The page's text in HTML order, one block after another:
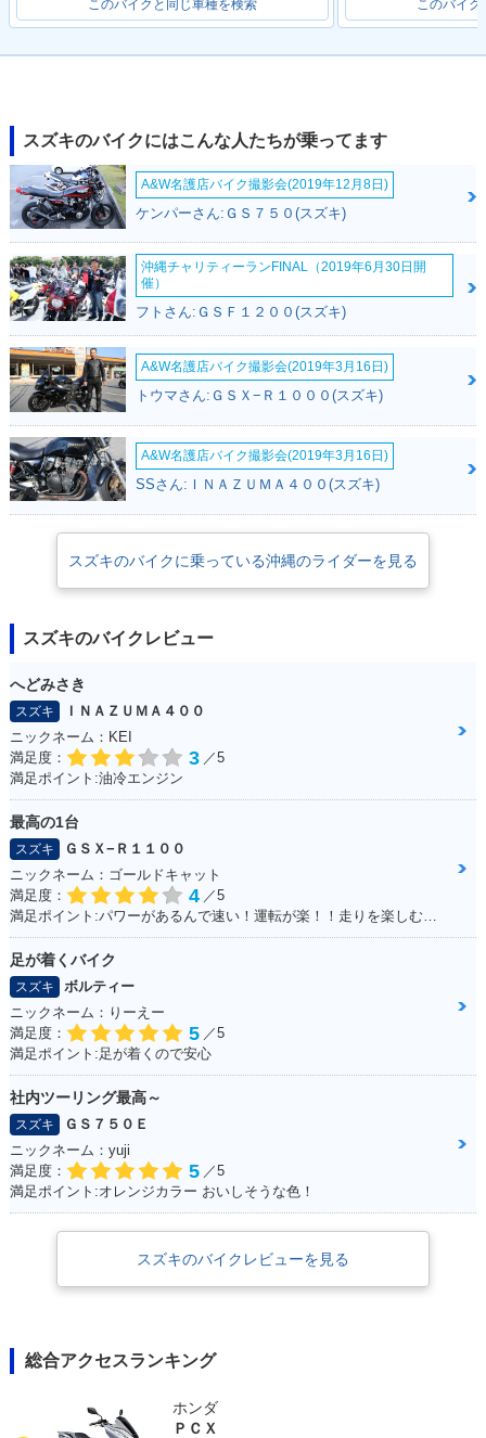
2017年 GIXXER・
このバイクと同じ車種を検索 このバイク
スズキのバイクにはこんな人たちが乗ってます
A&W名護店バイク撮影会(2019年12月8日)
ケンパーさん:ＧＳ７５０(スズキ)
沖縄チャリティーランFINAL（2019年6月30日開
催）
フトさん:ＧＳＦ１２００(スズキ)
A&W名護店バイク撮影会(2019年3月16日)
トウマさん:ＧＳＸ−Ｒ１０００(スズキ)
A&W名護店バイク撮影会(2019年3月16日)
SSさん:ＩＮＡＺＵＭＡ４００(スズキ)
スズキのバイクに乗っている沖縄のライダーを見る
スズキのバイクレビュー
へどみさき
スズキ
ＩＮＡＺＵＭＡ４００
ニックネーム：KEI
満足度：
3 ／5
満足ポイント:油冷エンジン
最高の1台
スズキ
ＧＳＸ−Ｒ１１００
ニックネーム：ゴールドキャット
満足度：
4 ／5
足が着くバイク
スズキ
ボルティー
ニックネーム：りーえー
満足度：
5 ／5
満足ポイント:足が着くので安心
社内ツーリング最高～
スズキ
ＧＳ７５０Ｅ
ニックネーム：yuji
満足度：
5 ／5
満足ポイント:オレンジカラー おいしそうな色！
スズキのバイクレビューを見る
総合アクセスランキング
ホンダ
ＰＣＸ